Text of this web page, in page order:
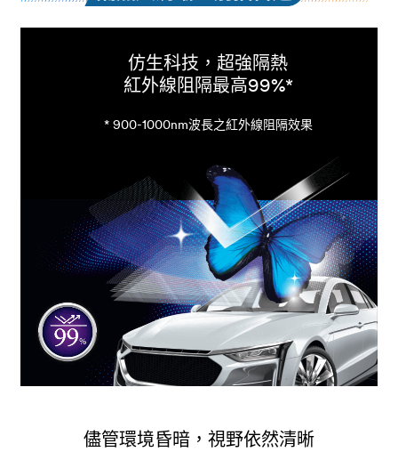
仿生科技，超強隔熱
紅外線阻隔最高99%*
* 900-1000nm波長之紅外線阻隔效果
儘管環境昏暗，視野依然清晰